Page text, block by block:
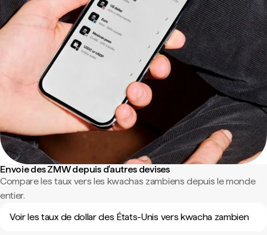
Envoie des ZMW depuis d'autres devises
Compare les taux vers les kwachas zambiens depuis le monde
entier.
Voir les taux de dollar des États-Unis vers kwacha zambien